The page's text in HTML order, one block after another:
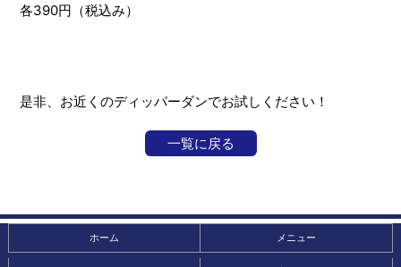
各390円（税込み）
是非、お近くのディッパーダンでお試しください！
一覧に戻る
ホーム メニュー